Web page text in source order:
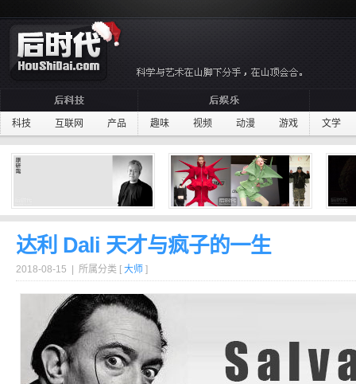
科技 互联网 产品 趣味 视频 动漫 游戏 文学
达利 Dali 天才与疯子的一生
2018-08-15 | 所属分类 [ 大师 ]